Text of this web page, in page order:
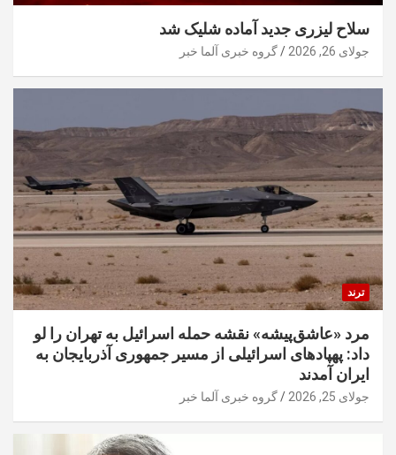
سلاح لیزری جدید آماده شلیک شد
جولای 26, 2026 گروه خبری آلما خبر
ترند
مرد «عاشق‌پیشه» نقشه حمله اسرائیل به تهران را لو
داد: پهپادهای اسرائیلی از مسیر جمهوری آذربایجان به
ایران آمدند
جولای 25, 2026 گروه خبری آلما خبر